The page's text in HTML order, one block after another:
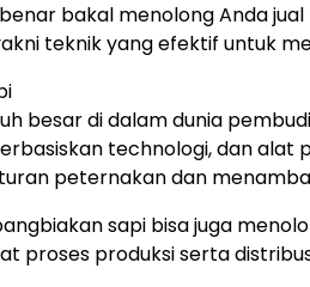
bakal menolong Anda
teknik yang efektif untuk
besar di dalam dunia
technologi, dan
peternakan dan
sapi bisa juga
proses produksi serta